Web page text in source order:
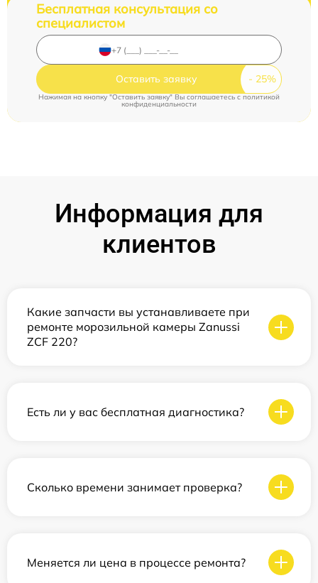
Бесплатная консультация со
специалистом
Оставить заявку
Нажимая на кнопку "Оставить заявку" Вы соглашаетесь cполитикой
конфиденциальности
Информация для
клиентов
Какие запчасти вы устанавливаете при
ремонте морозильной камеры Zanussi
ZCF 220?
Есть ли у вас бесплатная диагностика?
Сколько времени занимает проверка?
Меняется ли цена в процессе ремонта?